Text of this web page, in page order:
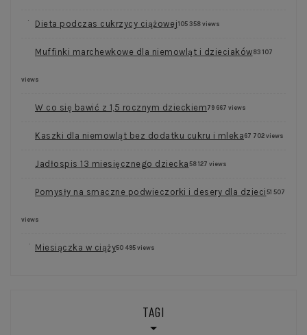
Dieta podczas cukrzycy ciążowej 105 358 views
Muffinki marchewkowe dla niemowląt i dzieciaków 83 107
views
W co się bawić z 1,5 rocznym dzieckiem 79 667 views
Kaszki dla niemowląt bez dodatku cukru i mleka 67 702 views
Jadłospis 13 miesięcznego dziecka 58 127 views
Pomysły na smaczne podwieczorki i desery dla dzieci 51 507
views
Miesiączka w ciąży50 495 views
TAGI